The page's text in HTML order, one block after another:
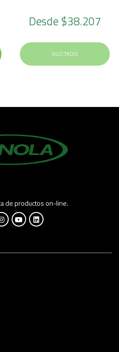
Desde$38.207
AGOTADO
de productos on-line.